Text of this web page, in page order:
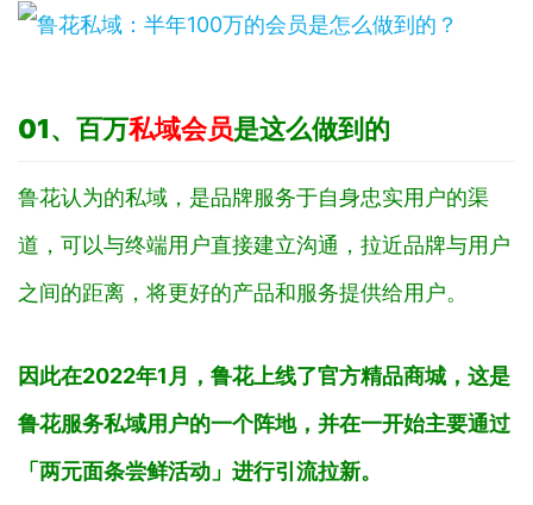
01、 百万私域会员是这么做到的
鲁花认为的私域，是品牌服务于自身忠实用户的渠
道，可以与终端用户直接建立沟通，拉近品牌与用户
之间的距离，将更好的产品和服务提供给用户。
因此在2022年1月，鲁花上线了官方精品商城，这是
鲁花服务私域用户的一个阵地，并在一开始主要通过
「两元面条尝鲜活动」进行引流拉新。